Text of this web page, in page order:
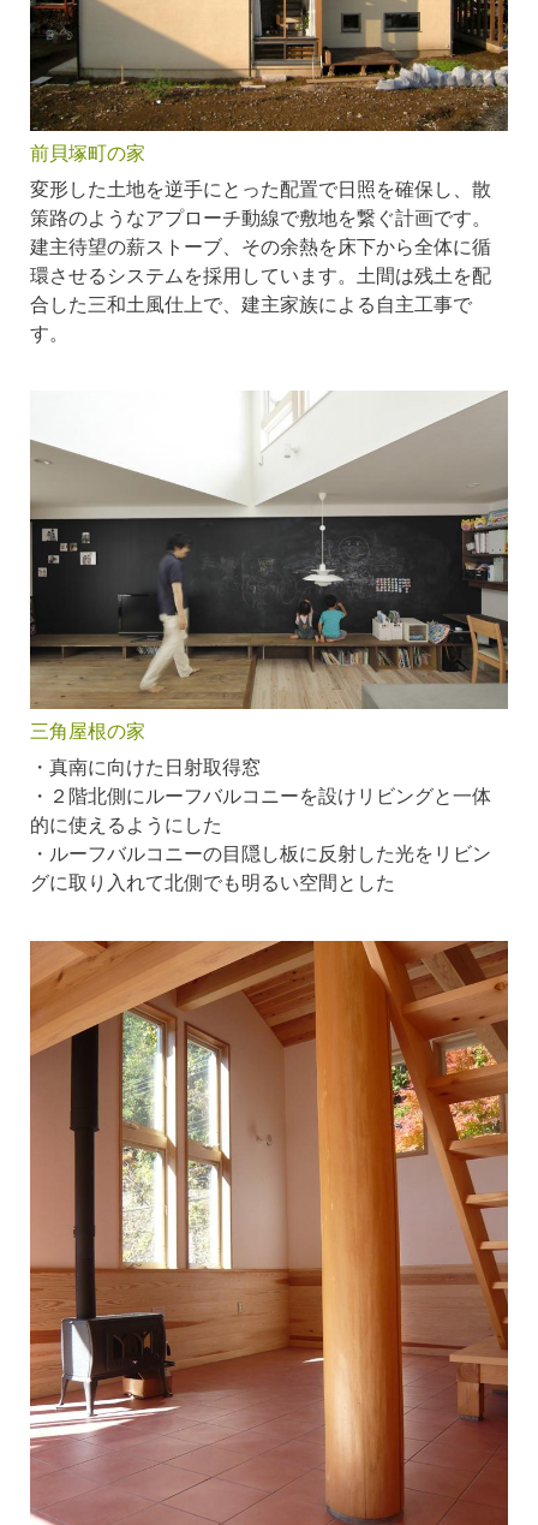
前貝塚町の家
変形した土地を逆手にとった配置で日照を確保し、散
策路のようなアプローチ動線で敷地を繋ぐ計画です。
建主待望の薪ストーブ、その余熱を床下から全体に循
環させるシステムを採用しています。土間は残土を配
合した三和土風仕上で、建主家族による自主工事で
す。
三角屋根の家
・真南に向けた日射取得窓
・２階北側にルーフバルコニーを設けリビングと一体
的に使えるようにした
・ルーフバルコニーの目隠し板に反射した光をリビン
グに取り入れて北側でも明るい空間とした